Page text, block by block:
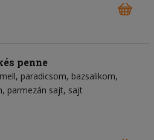
penne
paradicsom bazsalikom
parmezán sajt sajt